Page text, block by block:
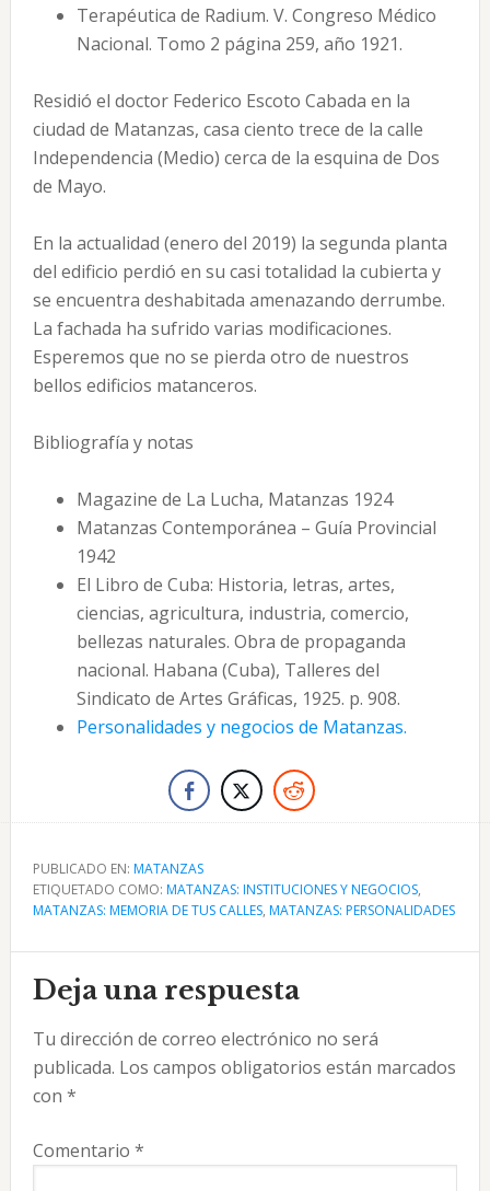
Terapéutica de Radium. V. Congreso Médico
Nacional. Tomo 2 página 259, año 1921.
Residió el doctor Federico Escoto Cabada en la
ciudad de Matanzas, casa ciento trece de la calle
Independencia (Medio) cerca de la esquina de Dos
de Mayo.
En la actualidad (enero del 2019) la segunda planta
del edificio perdió en su casi totalidad la cubierta y
se encuentra deshabitada amenazando derrumbe.
La fachada ha sufrido varias modificaciones.
Esperemos que no se pierda otro de nuestros
bellos edificios matanceros.
Bibliografía y notas
Magazine de La Lucha, Matanzas 1924
Matanzas Contemporánea – Guía Provincial
1942
El Libro de Cuba: Historia, letras, artes,
ciencias, agricultura, industria, comercio,
bellezas naturales. Obra de propaganda
nacional. Habana (Cuba), Talleres del
Sindicato de Artes Gráficas, 1925. p. 908.
Personalidades y negocios de Matanzas.
PUBLICADO EN: MATANZAS
ETIQUETADO COMO: MATANZAS: INSTITUCIONES Y NEGOCIOS,
MATANZAS: MEMORIA DE TUS CALLES, MATANZAS: PERSONALIDADES
Interacciones
con
los
lectores
Deja una respuesta
Tu dirección de correo electrónico no será
publicada. Los campos obligatorios están marcados
con *
Comentario *